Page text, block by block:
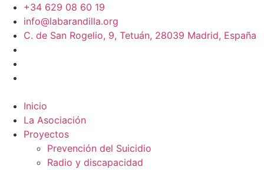
+34 629 08 60 19
info@labarandilla.org
C. de San Rogelio, 9, Tetuán, 28039 Madrid, España
Inicio
La Asociación
Proyectos
Prevención del Suicidio
Radio y discapacidad